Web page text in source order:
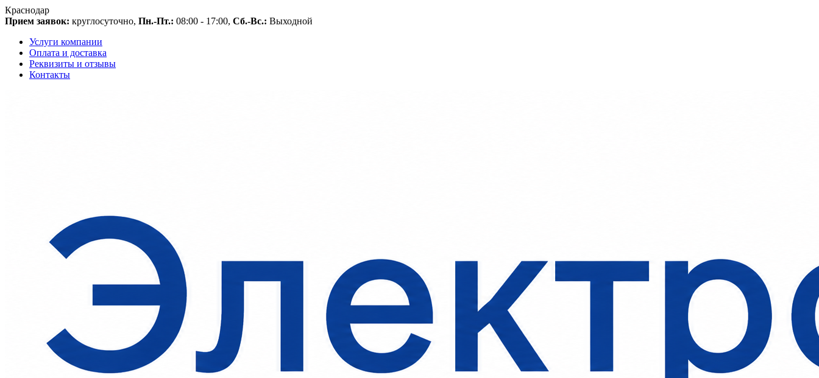
Краснодар
Прием заявок: круглосуточно, Пн.-Пт.: 08:00 - 17:00, Сб.-Вс.: Выходной
Услуги компании
Оплата и доставка
Реквизиты и отзывы
Контакты